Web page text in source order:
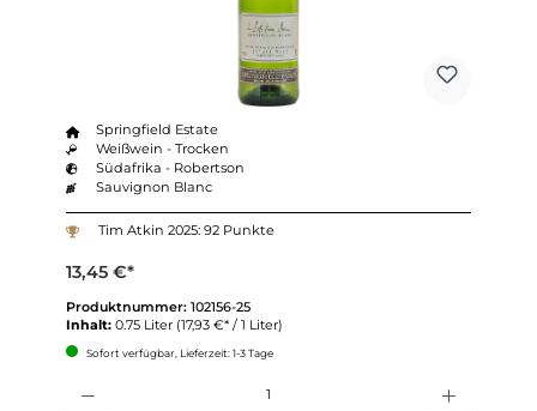
Springfield Estate
Weißwein - Trocken
Südafrika - Robertson
Sauvignon Blanc
Tim Atkin 2025: 92 Punkte
13,45 €*
Produktnummer: 102156-25
Inhalt: 0.75 Liter (17,93 €* / 1 Liter)
Sofort verfügbar, Lieferzeit: 1-3 Tage